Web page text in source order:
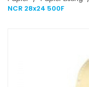
NCR 28x24 500F